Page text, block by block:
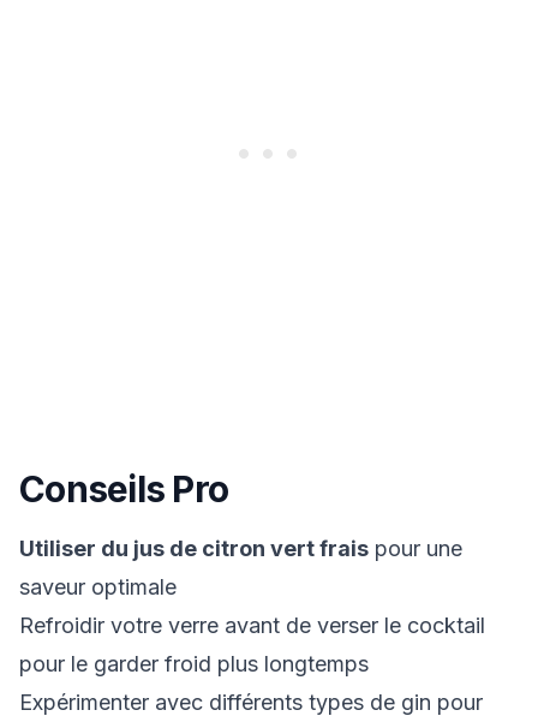
Conseils Pro
Utiliser du jus de citron vert frais pour une
saveur optimale
Refroidir votre verre avant de verser le cocktail
pour le garder froid plus longtemps
Expérimenter avec différents types de gin pour